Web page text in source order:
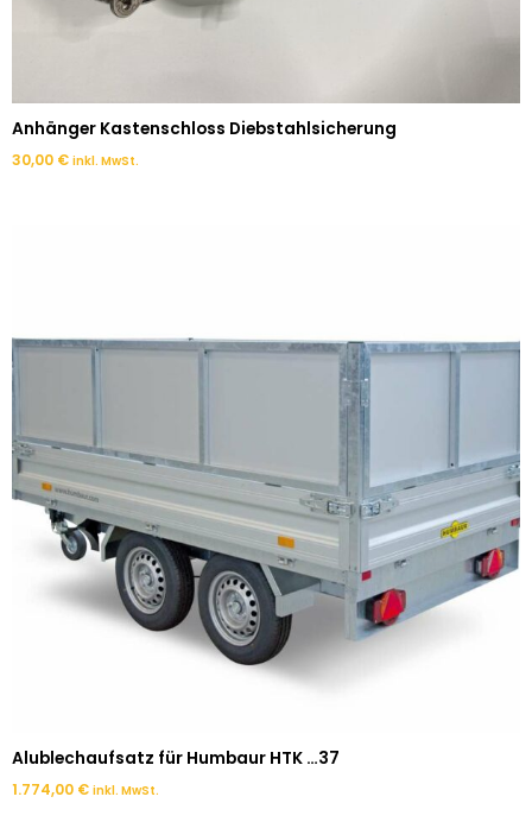
Anhänger Kastenschloss Diebstahlsicherung
30,00 € inkl. MwSt.
Alublechaufsatz für Humbaur HTK …37
1.774,00 € inkl. MwSt.